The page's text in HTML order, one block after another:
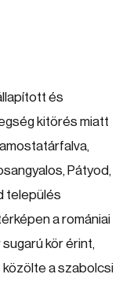
és
kitörés miatt
Pátyod,
település
a romániai
kör érint,
a szabolcsi